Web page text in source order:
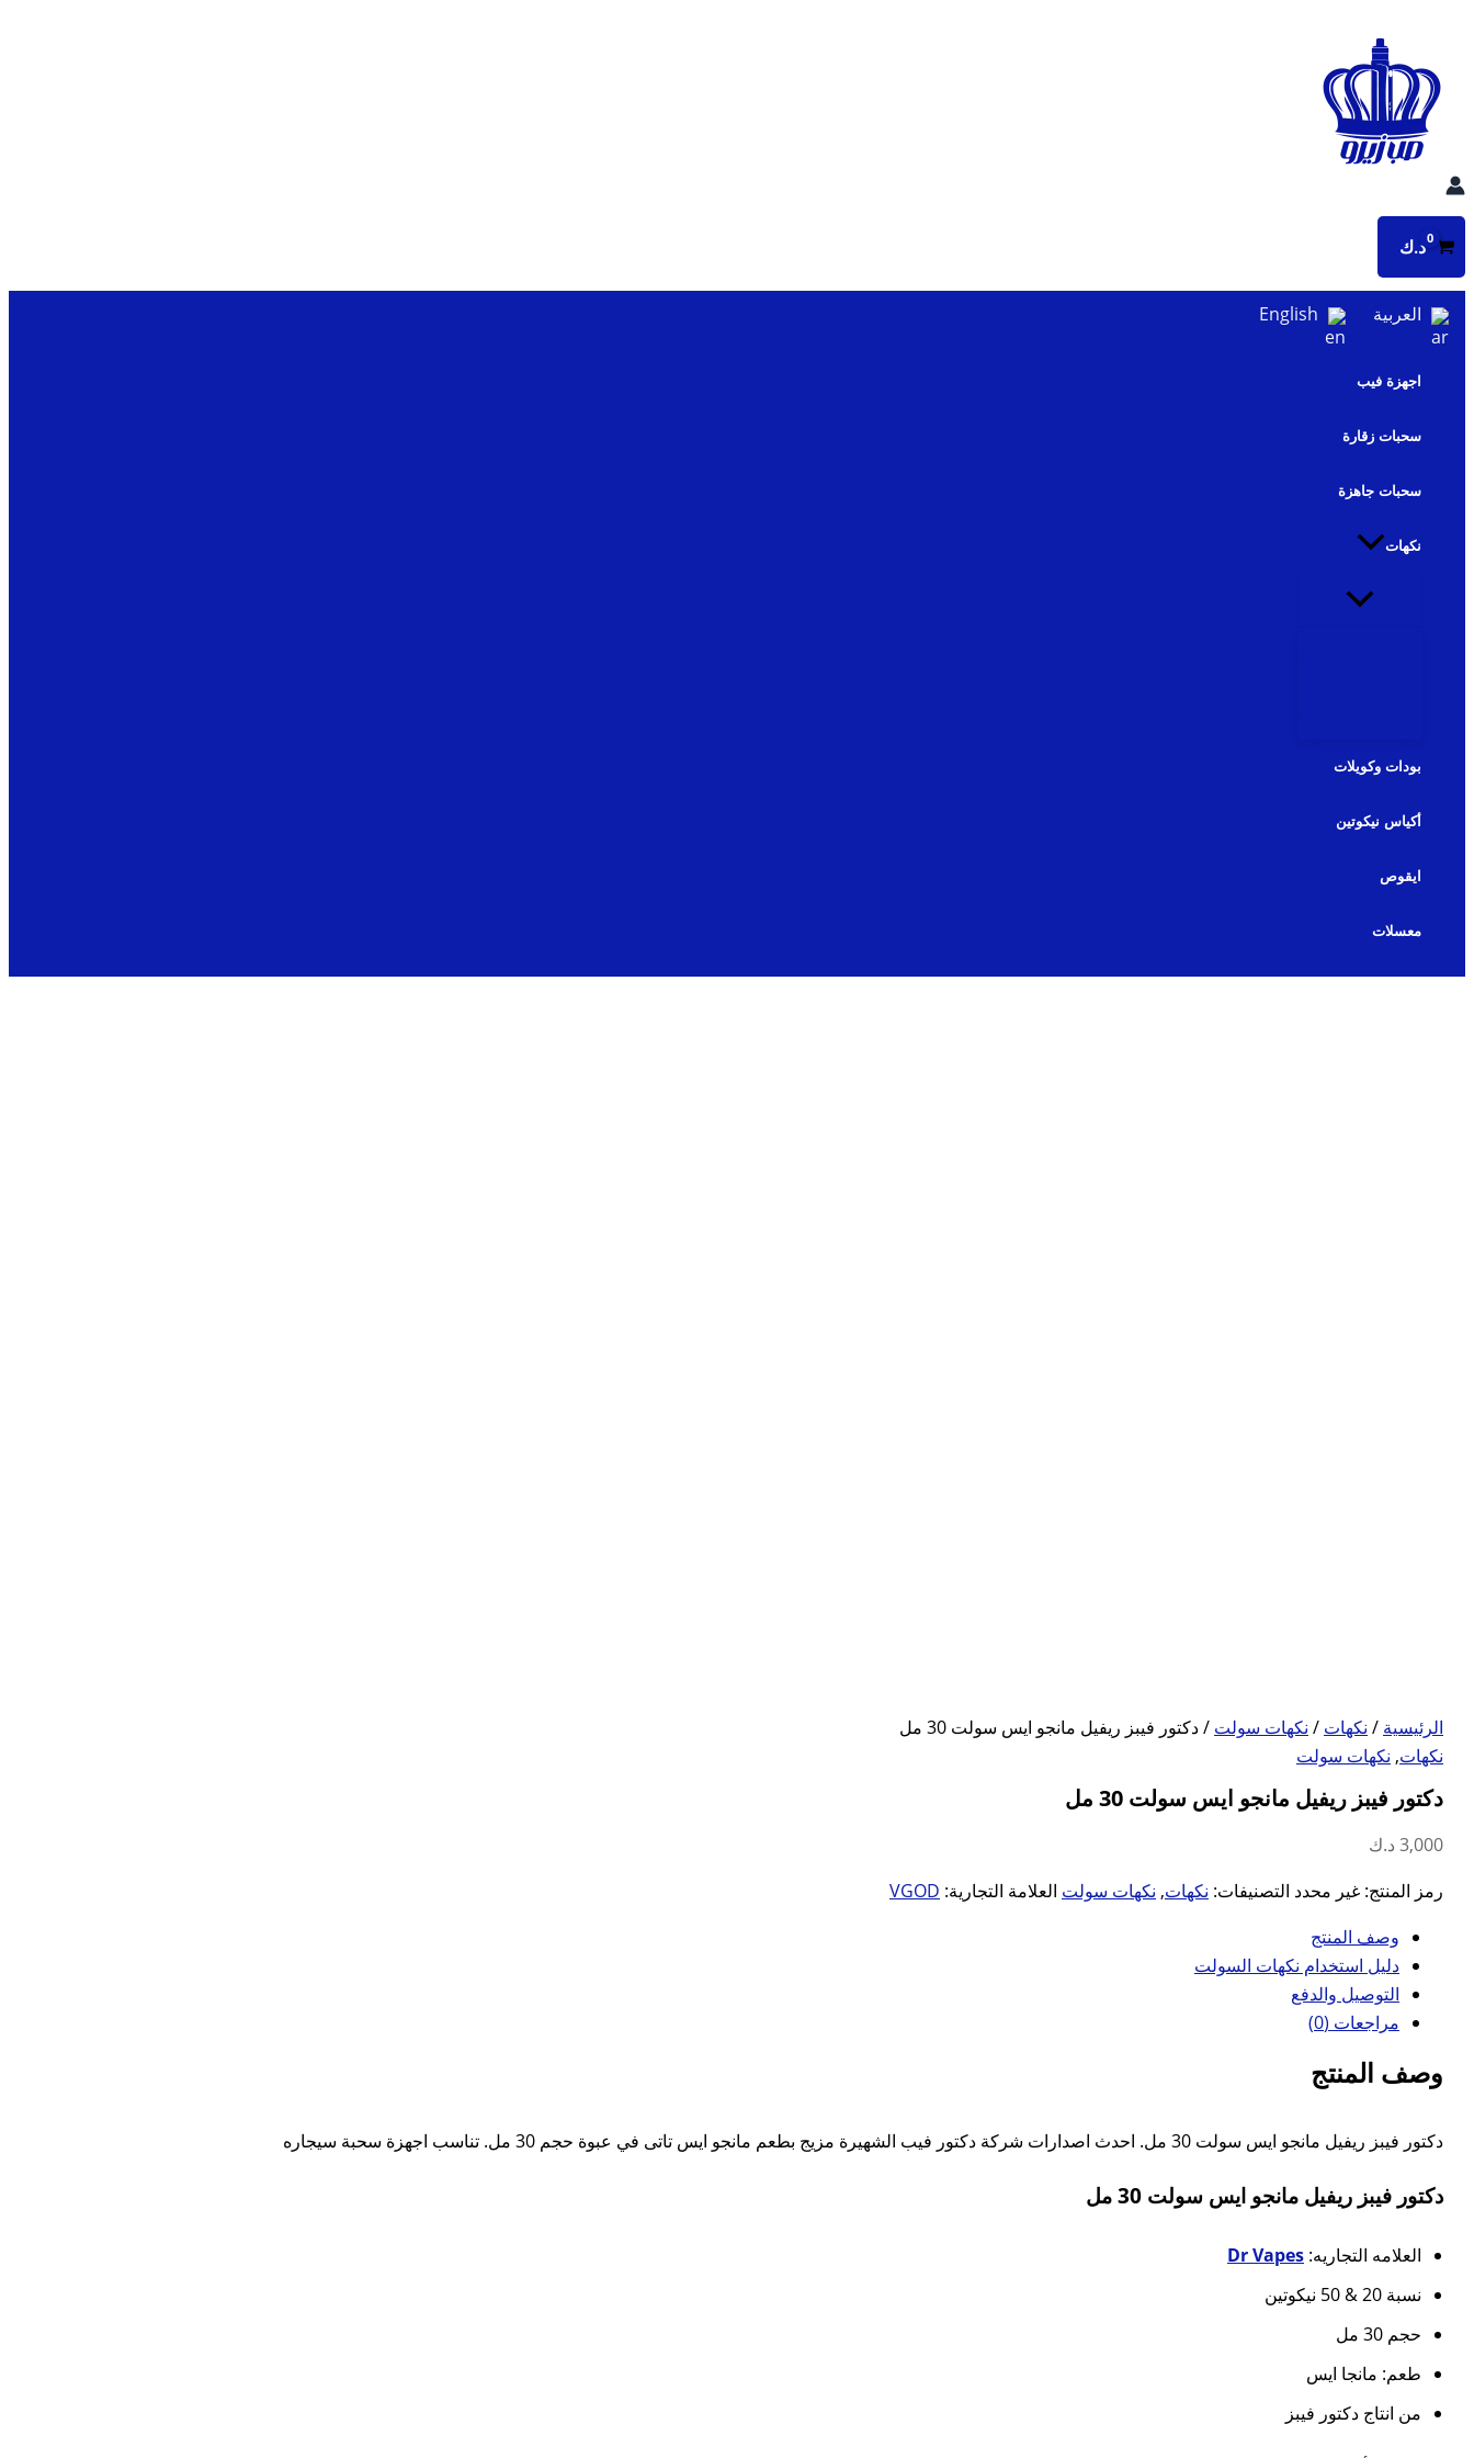
المحتوى
د.ك
العربية English
اجهزة فيب
سحبات زقارة
سحبات جاهزة
نكهات
بودات وكويلات
أكياس نيكوتين
ايقوص
معسلات
الرئيسية / نكهات / نكهات سولت / دكتور فيبز ريفيل مانجو ايس سولت 30 مل
نكهات, نكهات سولت
دكتور فيبز ريفيل مانجو ايس سولت 30 مل
3,000 د.ك
رمز المنتج: غير محدد التصنيفات: نكهات, نكهات سولت العلامة التجارية: VGOD
وصف المنتج
دليل استخدام نكهات السولت
التوصيل والدفع
مراجعات (0)
وصف المنتج
دكتور فيبز ريفيل مانجو ايس سولت 30 مل. احدث اصدارات شركة دكتور فيب الشهيرة مزيج بطعم مانجو ايس تاتى في عبوة حجم 30 مل. تناسب اجهزة سحبة سيجاره
دكتور فيبز ريفيل مانجو ايس سولت 30 مل
العلامه التجاريه: Dr Vapes
نسبة 20 & 50 نيكوتين
حجم 30 مل
طعم: مانجا ايس
من انتاج دكتور فيبز